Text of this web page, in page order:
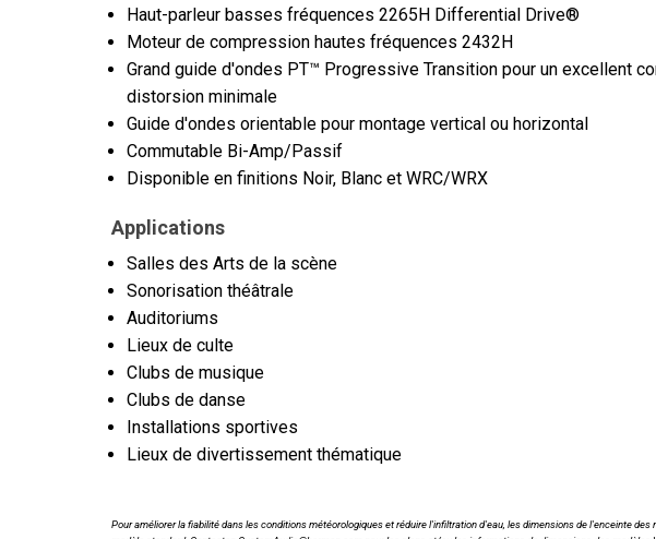
Haut-parleur basses fréquences 2265H Differential Drive®
Moteur de compression hautes fréquences 2432H
Grand guide d'ondes PT™ Progressive Transition pour un excellent
distorsion minimale
Guide d'ondes orientable pour montage vertical ou horizontal
Commutable Bi-Amp/Passif
Disponible en finitions Noir, Blanc et WRC/WRX
Applications
Salles des Arts de la scène
Sonorisation théâtrale
Auditoriums
Lieux de culte
Clubs de musique
Clubs de danse
Installations sportives
Lieux de divertissement thématique
Pour améliorer la fiabilité dans les conditions météorologiques et réduire l'infiltration d'eau, les dimensions de l'enceinte des